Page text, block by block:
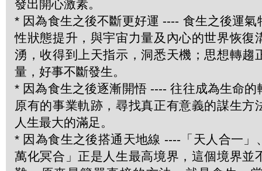
發出開心激素。
* 因為食生之後不斷更好運 ---- 食生之後運氣
性狀態提升，與宇宙力量及內心的世界恢復
湧，收得到上天指示，洞悉天機；思想轉趨
量，好事不斷發生。
* 因為食生之後逐漸開悟 ---- 往往成為生命的
原有的事業軌跡，尋找真正有意義的謀生方
人生最大的滿足。
* 因為食生之後搭通天地線 ----「天人合一」
萬化冥合」正是人生最高境界，這個境界並